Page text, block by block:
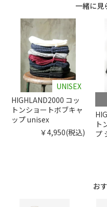
一緒に見
UNISEX
HIGHLAND2000 コッ
トンショートボブキャ
ップ unisex
￥4,950(税込)
ト
プ
お